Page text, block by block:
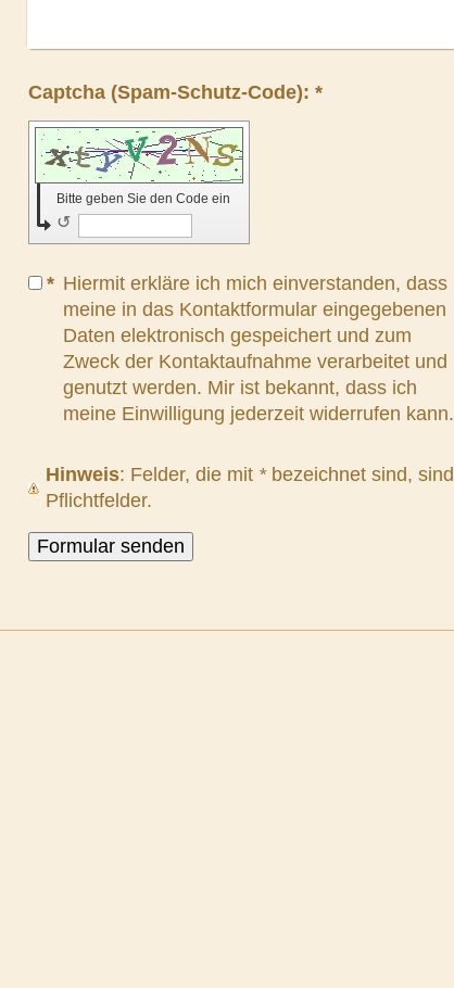
Captcha (Spam-Schutz-Code): *
Bitte geben Sie den Code ein
↺
* Hiermit erkläre ich mich einverstanden, dass
meine in das Kontaktformular eingegebenen
Daten elektronisch gespeichert und zum
Zweck der Kontaktaufnahme verarbeitet und
genutzt werden. Mir ist bekannt, dass ich
meine Einwilligung jederzeit widerrufen kann.
Hinweis : Felder, die mit *bezeichnet sind, sind
Pflichtfelder.